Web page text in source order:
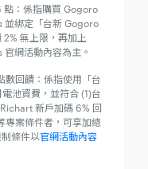
：係指購買 Gogoro
並綁定「台新 Gogoro
無上限，再加上
網活動內容為主。
數回饋：係指使用「台
池資費，並符合 (1)台
新戶加碼 6% 回
專案條件者，可享加總
條件以官網活動內容